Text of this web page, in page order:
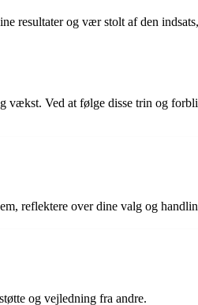
resultater og vær stolt af den
vækst. Ved at følge disse trin og
reflektere over dine valg og
og vejledning fra andre.